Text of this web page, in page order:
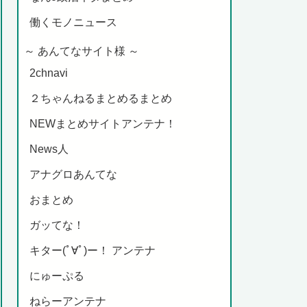
働くモノニュース
～ あんてなサイト様 ～
2chnavi
２ちゃんねるまとめるまとめ
NEWまとめサイトアンテナ！
News人
アナグロあんてな
おまとめ
ガッてな！
キター(ﾟ∀ﾟ)ー！ アンテナ
にゅーぷる
ねらーアンテナ